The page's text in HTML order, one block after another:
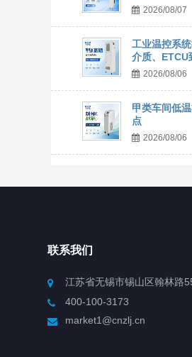
2026/08/07
工业温控系
介质、ETCU
2026/08/06
甲类车间低
点
2026/08/06
联系我们
江苏省无锡市锡山区翰林路
400-100-3173
market1@cnzlj.cn